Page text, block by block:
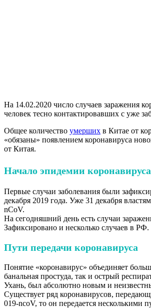
На 14.02.2020 число случаев заражения
человек тесно контактировавших с уже
Общее количество умерших в Китае от
«обязаны» появлением коронавируса
от Китая.
Начало эпидемии коронавируса
Первые случаи заболевания были
декабря 2019 года. Уже 31 декабря
nCoV.
На сегодняшний день есть случаи
Зафиксировано и несколько случаев в
Пути передачи коронавируса
Понятие «коронавирус» объединяет
банальная простуда, так и острый
Ухань, был абсолютно новым и
Существует ряд коронавирусов,
019-ncoV, то он передается